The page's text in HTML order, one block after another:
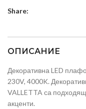
Share:
ОПИСАНИЕ
Декоративна LED
230V, 4000K.
VALLETTA са
акценти.